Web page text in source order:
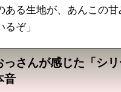
ある生地が、あんこの
ぞ」
っさんが感じた「シ
音